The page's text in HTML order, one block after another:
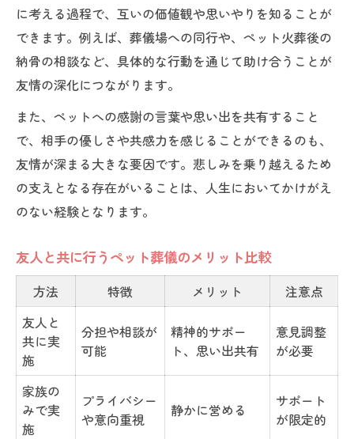
に考える過程で、互いの価値観や思いやりを知ることが
できます。例えば、葬儀場への同行や、ペット火葬後の
納骨の相談など、具体的な行動を通じて助け合うことが
友情の深化につながります。
また、ペットへの感謝の言葉や思い出を共有すること
で、相手の優しさや共感力を感じることができるのも、
友情が深まる大きな要因です。悲しみを乗り越えるため
の支えとなる存在がいることは、人生においてかけがえ
のない経験となります。
友人と共に行うペット葬儀のメリット比較
方法 特徴 メリット
注意点
友人と
共に実
施
分担や相談が
可能
精神的サポー
ト、思い出共有
意見調整
が必要
家族の
みで実
施
プライバシー
や意向重視
静かに営める
サポート
が限定的